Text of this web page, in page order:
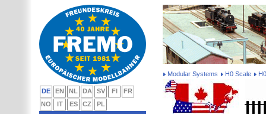
Modular Systems H0 Scale
DE EN NL DA SV FI
FR
NO
IT ES CZ
PL